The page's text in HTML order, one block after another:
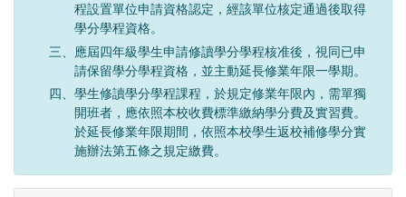
程設置單位申請資格認定，經該單位核定通過後取得
學分學程資格。
三、應屆四年級學生申請修讀學分學程核准後，視同已申
請保留學分學程資格，並主動延長修業年限一學期。
四、學生修讀學分學程課程，於規定修業年限內，需單獨
開班者，應依照本校收費標準繳納學分費及實習費。
於延長修業年限期間，依照本校學生返校補修學分實
施辦法第五條之規定繳費。